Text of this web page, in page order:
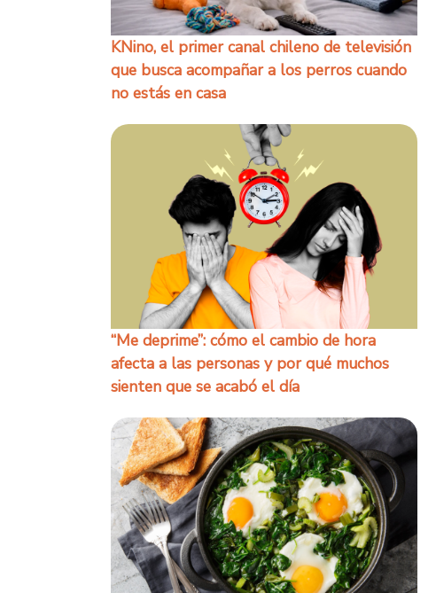
KNino, el primer canal chileno de televisión
que busca acompañar a los perros cuando
no estás en casa
“Me deprime”: cómo el cambio de hora
afecta a las personas y por qué muchos
sienten que se acabó el día